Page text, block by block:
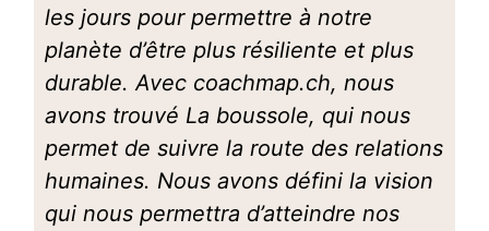
les jours pour permettre à notre
planète d’être plus résiliente et plus
durable. Avec coachmap.ch, nous
avons trouvé La boussole, qui nous
permet de suivre la route des relations
humaines. Nous avons défini la vision
qui nous permettra d’atteindre nos